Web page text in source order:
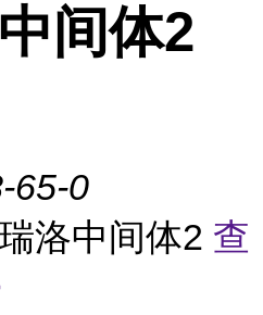
间体2
65-0
洛中间体2 查